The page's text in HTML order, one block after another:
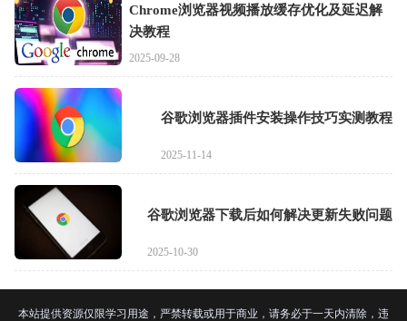
Chrome浏览器视频播放缓存优化及延迟解
决教程
2025-09-28
谷歌浏览器插件安装操作技巧实测教程
2025-11-14
谷歌浏览器下载后如何解决更新失败问题
2025-10-30
本站提供资源仅限学习用途，严禁转载或用于商业，请务必于一天内清除，违